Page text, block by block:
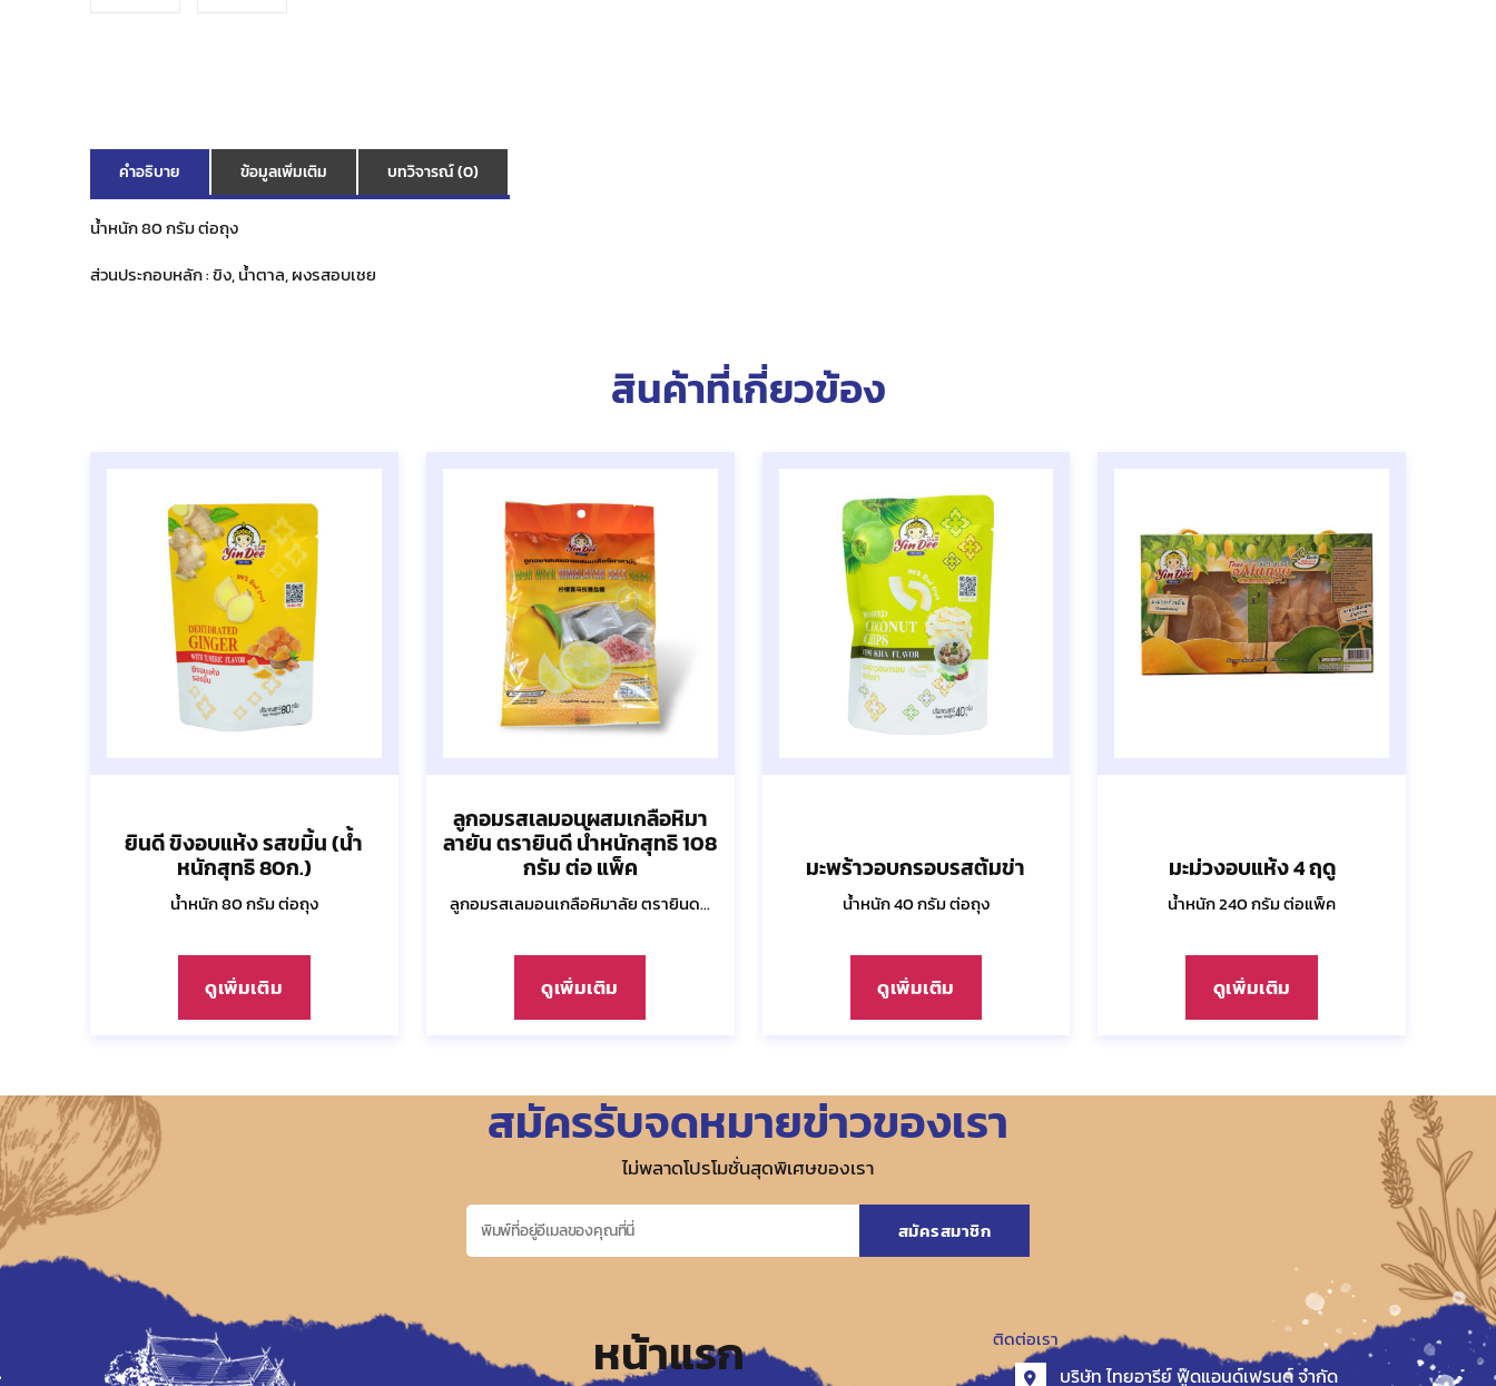
คำอธิบาย ข้อมูลเพิ่มเติม บทวิจารณ์ (0)
น้ำหนัก 80 กรัม ต่อถุง
ส่วนประกอบหลัก:ขิง, น้ำตาล, ผงรสอบเชย
สินค้าที่เกี่ยวข้อง
ยินดี ขิงอบแห้ง รสขมิ้น (น้ำ
หนักสุทธิ 80ก.)
น้ำหนัก 80 กรัม ต่อถุง
ดูเพิ่มเติม
ลูกอมรสเลมอนผสมเกลือหิมา
ลายัน ตรายินดี น้ำหนักสุทธิ 108
กรัม ต่อ แพ็ค
ลูกอมรสเลมอนเกลือหิมาลัย ตรายินด...
ดูเพิ่มเติม
มะพร้าวอบกรอบรสต้มข่า
น้ำหนัก 40 กรัม ต่อถุง
ดูเพิ่มเติม
มะม่วงอบแห้ง 4 ฤดู
น้ำหนัก 240 กรัม ต่อแพ็ค
ดูเพิ่มเติม
สมัครรับจดหมายข่าวของเรา
ไม่พลาดโปรโมชั่นสุดพิเศษของเรา
หน้าแรก ติดต่อเรา
บริษัท ไทยอารีย์ ฟู๊ดแอนด์เฟรนด์ จำกัด